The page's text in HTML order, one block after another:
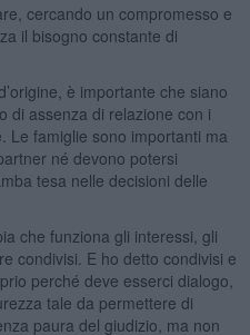
cercando un compromesso e
il bisogno constante di
è importante che siano
di assenza di relazione con i
Le famiglie sono importanti ma
né devono potersi
tesa nelle decisioni delle
che funziona gli interessi, gli
condivisi. E ho detto condivisi e
perché deve esserci dialogo,
tale da permettere di
paura del giudizio, ma non